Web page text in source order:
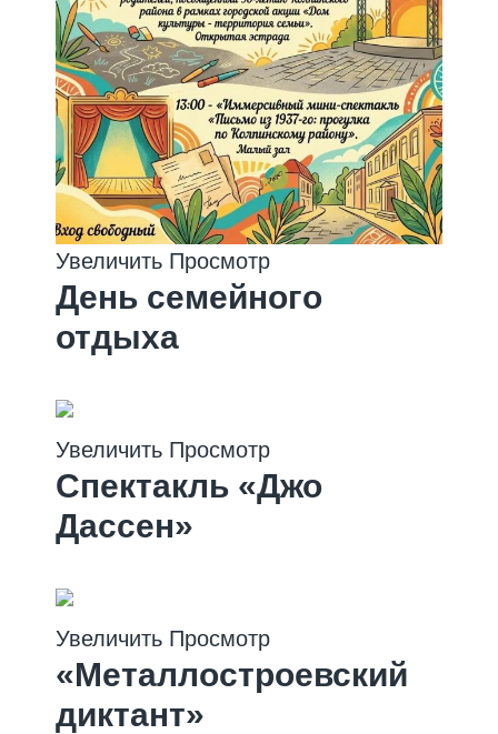
Увеличить Просмотр
День семейного
отдыха
Увеличить Просмотр
Спектакль «Джо
Дассен»
Увеличить Просмотр
«Металлостроевский
диктант»